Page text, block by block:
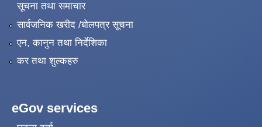
सूचना तथा समाचार
सार्वजनिक खरीद /बोलपत्र सूचना
एन, कानुन तथा निर्देशिका
कर तथा शुल्कहरु
eGov services